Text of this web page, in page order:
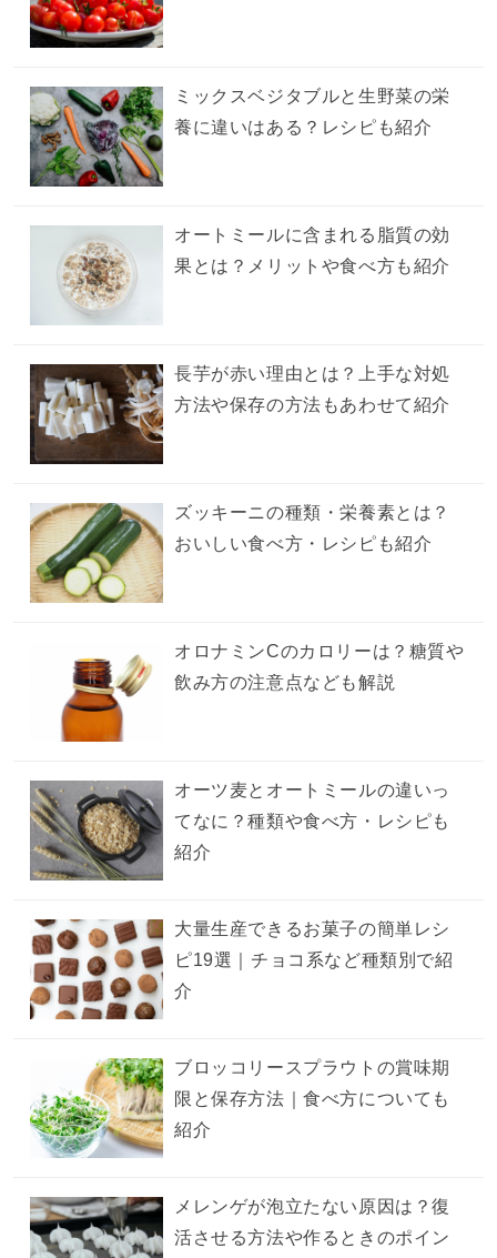
ミックスベジタブルと生野菜の栄
養に違いはある？レシピも紹介
オートミールに含まれる脂質の効
果とは？メリットや食べ方も紹介
長芋が赤い理由とは？上手な対処
方法や保存の方法もあわせて紹介
ズッキーニの種類・栄養素とは？
おいしい食べ方・レシピも紹介
オロナミンCのカロリーは？糖質や
飲み方の注意点なども解説
オーツ麦とオートミールの違いっ
てなに？種類や食べ方・レシピも
紹介
大量生産できるお菓子の簡単レシ
ピ19選｜チョコ系など種類別で紹
介
ブロッコリースプラウトの賞味期
限と保存方法｜食べ方についても
紹介
メレンゲが泡立たない原因は？復
活させる方法や作るときのポイン